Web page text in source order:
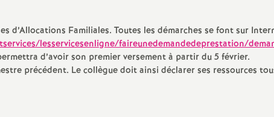
e
i
g
d’Allocations Familiales. Toutes les démarches se font sur
lesservicesenligne/faireunedemandedeprestation/
d’avoir son premier versement à partir du 5 février.
précédent. Le collègue doit ainsi déclarer ses ressources